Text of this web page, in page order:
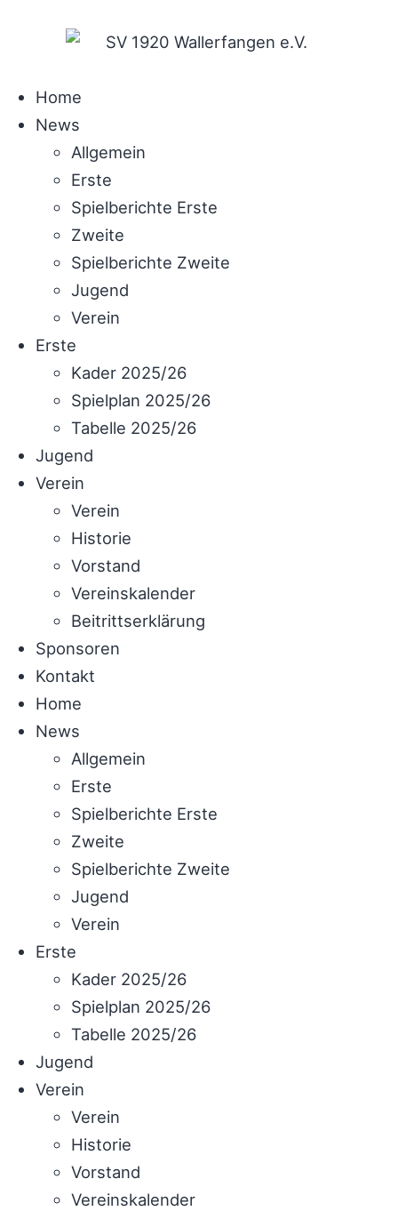
Home
News
Allgemein
Erste
Spielberichte Erste
Zweite
Spielberichte Zweite
Jugend
Verein
Erste
Kader 2025/26
Spielplan 2025/26
Tabelle 2025/26
Jugend
Verein
Verein
Historie
Vorstand
Vereinskalender
Beitrittserklärung
Sponsoren
Kontakt
Home
News
Allgemein
Erste
Spielberichte Erste
Zweite
Spielberichte Zweite
Jugend
Verein
Erste
Kader 2025/26
Spielplan 2025/26
Tabelle 2025/26
Jugend
Verein
Verein
Historie
Vorstand
Vereinskalender